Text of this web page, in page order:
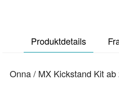
Produktdetails
Onna / MX Kickstand Kit ab